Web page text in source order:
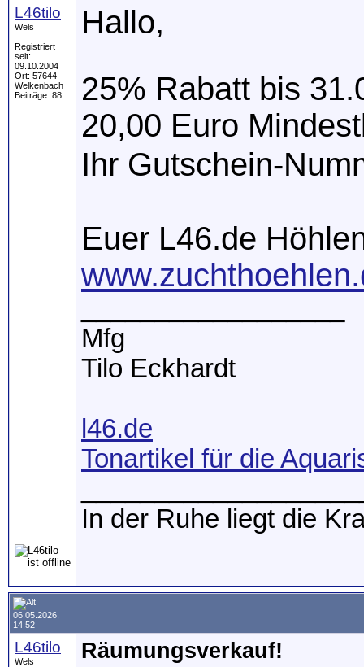
L46tilo
Wels
Registriert
seit:
09.10.2004
Ort: 57644
Welkenbach
Beiträge: 88
Hallo,
25% Rabatt bis
20,00 Euro
Ihr Gutschein-
Euer L46.de
Mfg
Tilo Eckhardt
l46.de
Tonartikel für die
In der Ruhe liegt die
06.05.2026,
14:52
L46tilo
Wels
Räumungsverkauf!